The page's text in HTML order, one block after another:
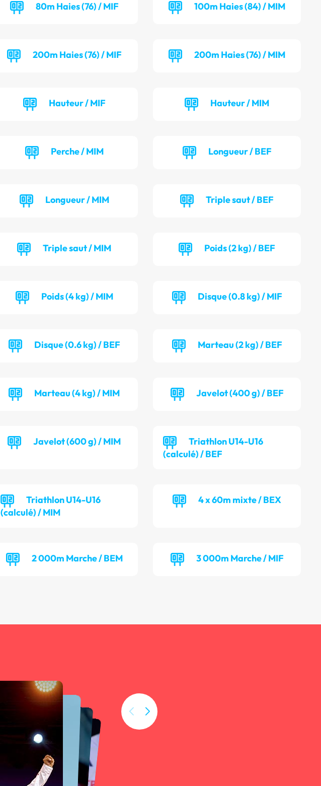
80m Haies (76) / MIF 100m Haies (84) / MIM
200m Haies (76) / MIF 200m Haies (76) / MIM
Hauteur / MIF Hauteur / MIM
Perche / MIM Longueur / BEF
Longueur / MIM Triple saut / BEF
Triple saut / MIM Poids (2 kg) / BEF
Poids (4 kg) / MIM Disque (0.8 kg) / MIF
Disque (0.6 kg) / BEF Marteau (2 kg) / BEF
Marteau (4 kg) / MIM Javelot (400 g) / BEF
Javelot (600 g) / MIM
Triathlon U14-U16
(calculé) / BEF
Triathlon U14-U16
(calculé) / MIM
4 x 60m mixte / BEX
2 000m Marche / BEM 3 000m Marche / MIF